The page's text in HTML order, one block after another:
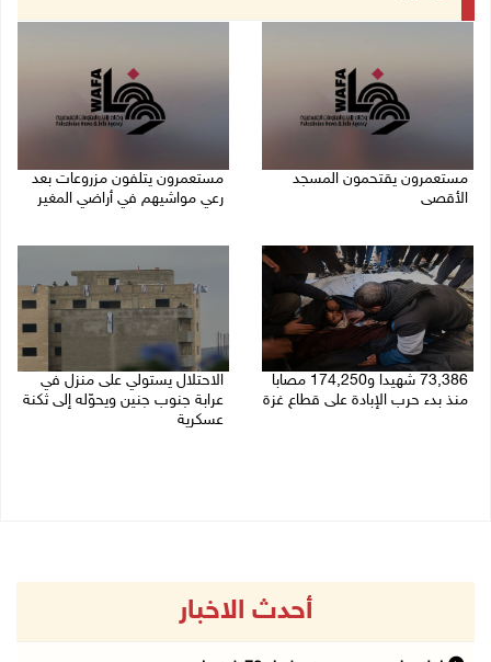
مستعمرون يقتحمون المسجد
الأقصى
مستعمرون يتلفون مزروعات بعد
رعي مواشيهم في أراضي المغير
73,386 شهيدا و174,250 مصابا
منذ بدء حرب الإبادة على قطاع غزة
الاحتلال يستولي على منزل في
عرابة جنوب جنين ويحوّله إلى ثكنة
عسكرية
أحدث الاخبار